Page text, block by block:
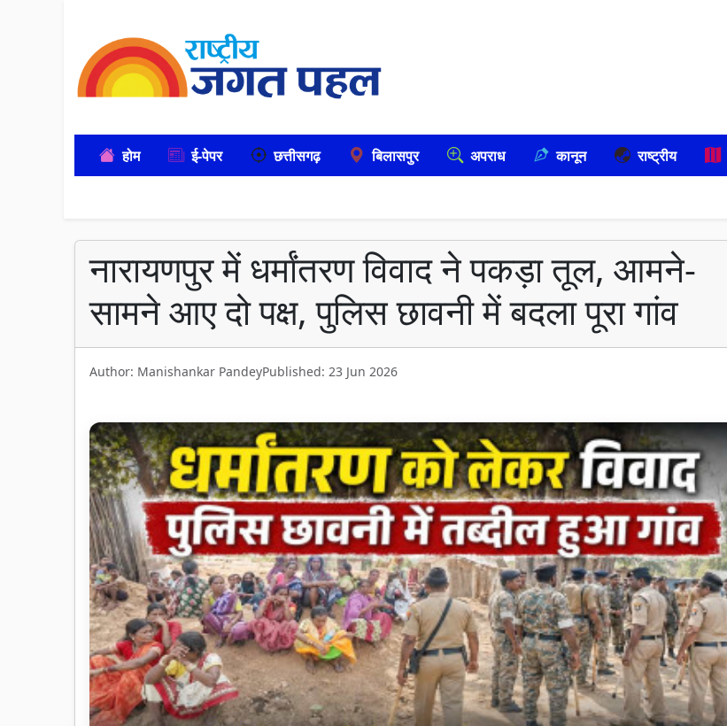
होम ई-पेपर छत्तीसगढ़ बिलासपुर अपराध कानून राष्ट्रीय
नारायणपुर में धर्मांतरण विवाद ने पकड़ा तूल, आमने-
सामने आए दो पक्ष, पुलिस छावनी में बदला पूरा गांव
Author: Manishankar PandeyPublished: 23 Jun 2026